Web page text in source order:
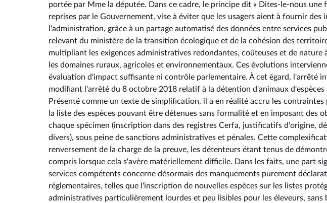
portée par Mme la députée. Dans ce cadre, le principe dit « Dites-le-nous une
reprises par le Gouvernement, vise à éviter que les usagers aient à fournir des
l'administration, grâce à un partage automatisé des données entre services
relevant du ministère de la transition écologique et de la cohésion des
multipliant les exigences administratives redondantes, coûteuses et de
les domaines ruraux, agricoles et environnementaux. Ces évolutions
évaluation d'impact suffisante ni contrôle parlementaire. À cet égard, l'arrêté
modifiant l'arrêté du 8 octobre 2018 relatif à la détention d'animaux
Présenté comme un texte de simplification, il a en réalité accru les
la liste des espèces pouvant être détenues sans formalité et en imposant des
chaque spécimen (inscription dans des registres Cerfa, justificatifs d'origine,
divers), sous peine de sanctions administratives et pénales. Cette
renversement de la charge de la preuve, les détenteurs étant tenus de
compris lorsque cela s'avère matériellement difficile. Dans les faits, une part
services compétents concerne désormais des manquements purement
réglementaires, telles que l'inscription de nouvelles espèces sur les listes
administratives particulièrement lourdes et peu lisibles pour les éleveurs,